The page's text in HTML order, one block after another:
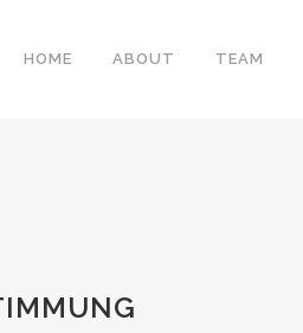
HOME ABOUT TEAM